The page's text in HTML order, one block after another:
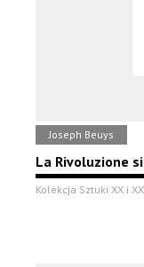
Joseph Beuys
La Rivoluzione
Kolekcja Sztuki XX i